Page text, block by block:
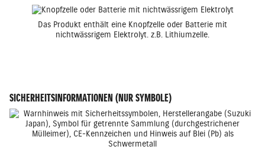
Das Produkt enthält eine Knopfzelle oder Batterie mit
nichtwässrigem Elektrolyt. z.B. Lithiumzelle.
SICHERHEITSINFORMATIONEN (NUR SYMBOLE)